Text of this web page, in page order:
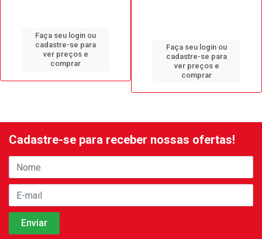
Faça seu login ou
cadastre-se para
ver preços e
comprar
Faça seu login ou
cadastre-se para
ver preços e
comprar
Cadastre-se para receber nossas ofertas!